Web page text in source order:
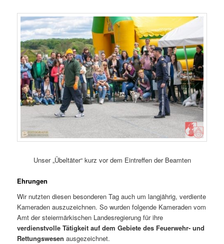
Unser „Übeltäter“ kurz vor dem Eintreffen der Beamten
Ehrungen
Wir nutzten diesen besonderen Tag auch um langjährig, verdiente
Kameraden auszuzeichnen. So wurden folgende Kameraden vom
Amt der steiermärkischen Landesregierung für ihre
verdienstvolle Tätigkeit auf dem Gebiete des Feuerwehr- und
Rettungswesen ausgezeichnet.